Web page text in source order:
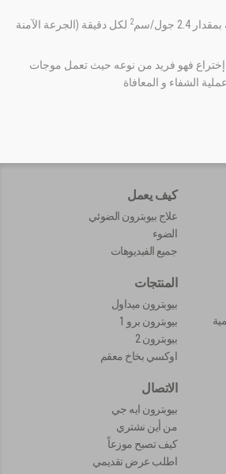
جول/سم
2 لكل دقيقة (الجرعة الآمنة
إختراع فهو فريد من نوعه حيث تعمل موجات
الشفاء و المعافاة
كيف يعمل
علاج بيوبترون الضوئي
الضوء
جميع الفيديوهات
المنتجات
بيوبترون ميداول
بيوبترون برو 1
بيوبترون 2
اوكسي بخاخ معقم
الاتصال
بيوبترون ايه جي
من أين نشتري
كيف تصبح موزعاً
اطلب عرض تقديمي